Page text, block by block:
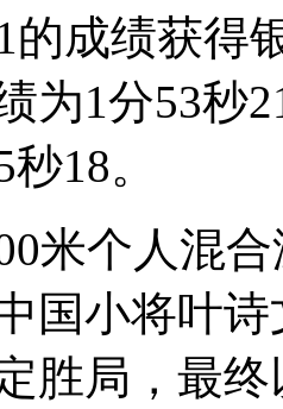
的成绩获得
为1分53秒
18。
个人混合
国小将叶
胜局，最